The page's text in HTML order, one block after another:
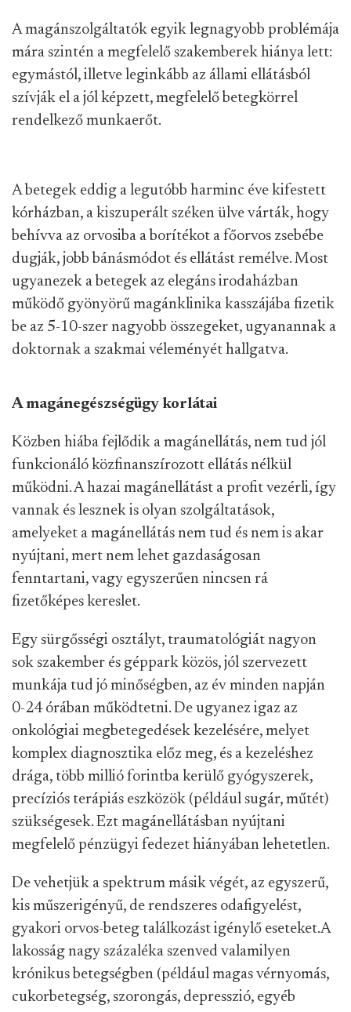
A magánszolgáltatók egyik legnagyobb problémája
mára szintén a megfelelő szakemberek hiánya lett:
egymástól, illetve leginkább az állami ellátásból
szívják el a jól képzett, megfelelő betegkörrel
rendelkező munkaerőt.
A betegek eddig a legutóbb harminc éve kifestett
kórházban, a kiszuperált széken ülve várták, hogy
behívva az orvosiba a borítékot a főorvos zsebébe
dugják, jobb bánásmódot és ellátást remélve. Most
ugyanezek a betegek az elegáns irodaházban
működő gyönyörű magánklinika kasszájába fizetik
be az 5-10-szer nagyobb összegeket, ugyanannak a
doktornak a szakmai véleményét hallgatva.
A magánegészségügy korlátai
Közben hiába fejlődik a magánellátás, nem tud jól
funkcionáló közfinanszírozott ellátás nélkül
működni. A hazai magánellátást a profit vezérli, így
vannak és lesznek is olyan szolgáltatások,
amelyeket a magánellátás nem tud és nem is akar
nyújtani, mert nem lehet gazdaságosan
fenntartani, vagy egyszerűen nincsen rá
fizetőképes kereslet.
Egy sürgősségi osztályt, traumatológiát nagyon
sok szakember és géppark közös, jól szervezett
munkája tud jó minőségben, az év minden napján
0-24 órában működtetni. De ugyanez igaz az
onkológiai megbetegedések kezelésére, melyet
komplex diagnosztika előz meg, és a kezeléshez
drága, több millió forintba kerülő gyógyszerek,
precíziós terápiás eszközök (például sugár, műtét)
szükségesek. Ezt magánellátásban nyújtani
megfelelő pénzügyi fedezet hiányában lehetetlen.
De vehetjük a spektrum másik végét, az egyszerű,
kis műszerigényű, de rendszeres odafigyelést,
gyakori orvos-beteg találkozást igénylő eseteket.A
lakosság nagy százaléka szenved valamilyen
krónikus betegségben (például magas vérnyomás,
cukorbetegség, szorongás, depresszió, egyéb